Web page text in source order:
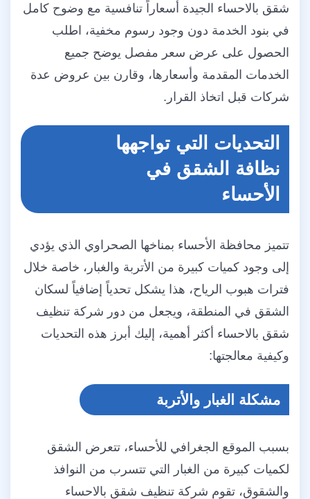
شقق بالاحساء الجيدة أسعاراً تنافسية مع وضوح كامل
في بنود الخدمة دون وجود رسوم مخفية، اطلب
الحصول على عرض سعر مفصل يوضح جميع
الخدمات المقدمة وأسعارها، وقارن بين عروض عدة
شركات قبل اتخاذ القرار.
التحديات التي تواجهها
نظافة الشقق في
الأحساء
تتميز محافظة الأحساء بمناخها الصحراوي الذي يؤدي
إلى وجود كميات كبيرة من الأتربة والغبار، خاصة خلال
فترات هبوب الرياح، هذا يشكل تحدياً إضافياً لسكان
الشقق في المنطقة، ويجعل من دور شركة تنظيف
شقق بالاحساء أكثر أهمية، إليك أبرز هذه التحديات
وكيفية معالجتها:
مشكلة الغبار والأتربة
بسبب الموقع الجغرافي للأحساء، تتعرض الشقق
لكميات كبيرة من الغبار التي تتسرب من النوافذ
والشقوق، تقوم شركة تنظيف شقق بالاحساء